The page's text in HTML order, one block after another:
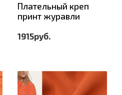
Плательный креп
принт журавли
1915руб.